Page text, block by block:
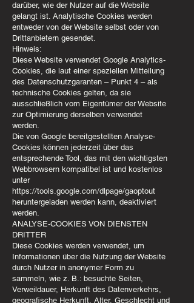
darüber, wie der Nutzer auf die Website
gelangt ist. Analytische Cookies werden
entweder von der Website selbst oder von
Drittanbietern gesendet.
Hinweis:
Diese Website verwendet Google Analytics-
Cookies, die laut einer speziellen Mitteilung
des Datenschutzgaranten – Punkt 4 – als
technische Cookies gelten, da sie
ausschließlich vom Eigentümer der Website
zur Optimierung derselben verwendet
werden.
Die von Google bereitgestellten Analyse-
Cookies können jederzeit über das
entsprechende Tool, das mit den wichtigsten
Webbrowsern kompatibel ist und kostenlos
unter
https://tools.google.com/dlpage/gaoptout
heruntergeladen werden kann, deaktiviert
werden.
ANALYSE-COOKIES VON DIENSTEN
DRITTER
Diese Cookies werden verwendet, um
Informationen über die Nutzung der Website
durch Nutzer in anonymer Form zu
sammeln, wie z. B.: besuchte Seiten,
Verweildauer, Herkunft des Datenverkehrs,
geografische Herkunft, Alter, Geschlecht und